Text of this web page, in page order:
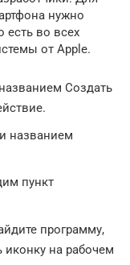
нужно
во всех
от Apple.
Создать
названием
пункт
программу,
иконку на рабочем